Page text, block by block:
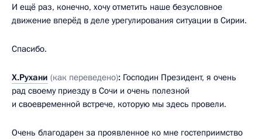
И ещё раз, конечно, хочу отметить наше безусловное
движение вперёд в деле урегулирования ситуации в Сирии.
Спасибо.
Х.Рухани (как переведено): Господин Президент, я очень
рад своему приезду в Сочи и очень полезной
и своевременной встрече, которую мы здесь провели.
Очень благодарен за проявленное ко мне гостеприимство